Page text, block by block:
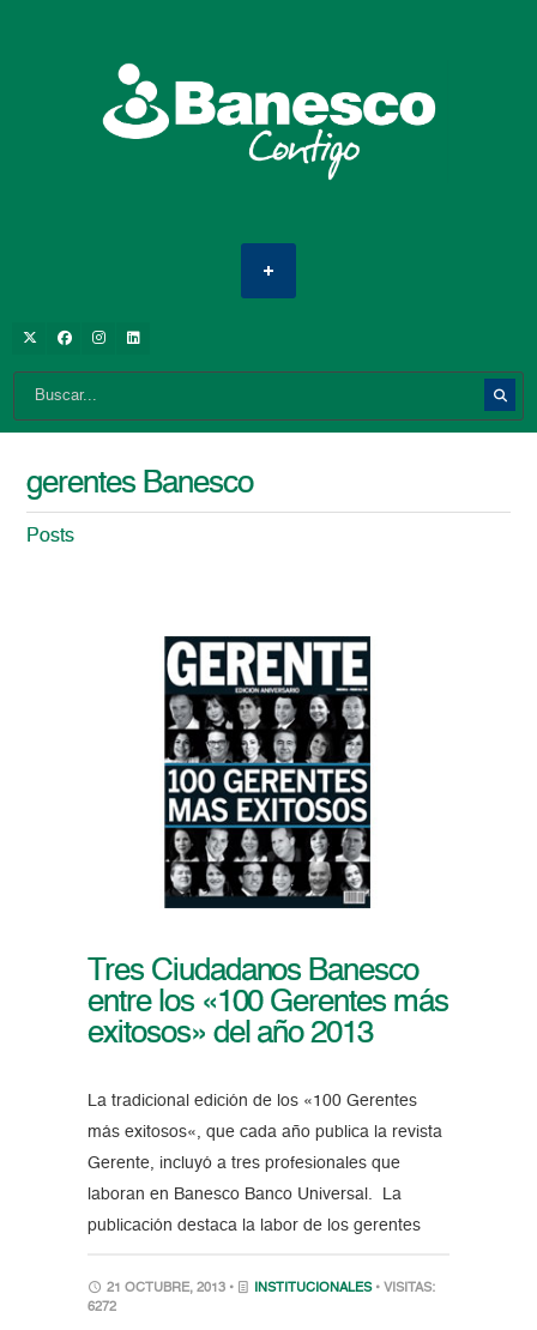
gerentes Banesco
Posts
Tres Ciudadanos Banesco
entre los «100 Gerentes más
exitosos» del año 2013
La tradicional edición de los «100 Gerentes
más exitosos«, que cada año publica la revista
Gerente, incluyó a tres profesionales que
laboran en Banesco Banco Universal. La
publicación destaca la labor de los gerentes
21 OCTUBRE, 2013 • INSTITUCIONALES • VISITAS:
6272